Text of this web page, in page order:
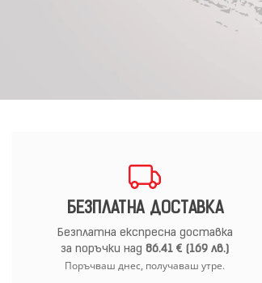
БЕЗПЛАТНА ДОСТАВКА
Безплатна експресна доставка
за поръчки над86.41 € (169 лв.)
Поръчваш днес, получаваш утре.